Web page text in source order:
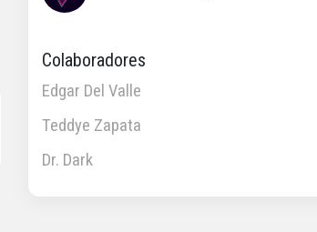
Colaboradores
Edgar Del Valle
Teddye Zapata
Dr. Dark